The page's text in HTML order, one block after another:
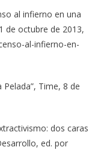
al infierno en una
de octubre de 2013,
al-infierno-en-
Time, 8 de
dos caras
ed. por